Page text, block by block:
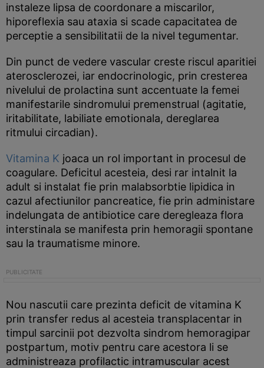
instaleze lipsa de coordonare a miscarilor,
hiporeflexia sau ataxia si scade capacitatea de
perceptie a sensibilitatii de la nivel tegumentar.
Din punct de vedere vascular creste riscul aparitiei
aterosclerozei, iar endocrinologic, prin cresterea
nivelului de prolactina sunt accentuate la femei
manifestarile sindromului premenstrual (agitatie,
iritabilitate, labiliate emotionala, dereglarea
ritmului circadian).
Vitamina K joaca un rol important in procesul de
coagulare. Deficitul acesteia, desi rar intalnit la
adult si instalat fie prin malabsorbtie lipidica in
cazul afectiunilor pancreatice, fie prin administare
indelungata de antibiotice care deregleaza flora
interstinala se manifesta prin hemoragii spontane
sau la traumatisme minore.
Nou nascutii care prezinta deficit de vitamina K
prin transfer redus al acesteia transplacentar in
timpul sarcinii pot dezvolta sindrom hemoragipar
postpartum, motiv pentru care acestora li se
administreaza profilactic intramuscular acest